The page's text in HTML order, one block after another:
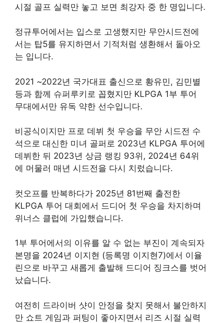
시절 골프 실력만 놓고 보면 최강자 중 한 명입니다.
정규투어에서는 입스로 고생했지만 무안시드전에
서는 탑5를 유지하면서 기적처럼 생환해서 돌아오
는 입니다.
2021 ~2022년 국가대표 출신으로 황유민, 김민별
등과 함께 슈퍼루키로 꼽혔지만 KLPGA 1부 투어
무대에서만 유독 약한 선수입니다.
비공식이지만 프로 데뷔 첫 우승을 무안 시드전 수
석으로 대신한 미녀 골퍼로 2023년 KLPGA 투어에
데뷔한 뒤 2023년 상금 랭킹 93위, 2024년 64위
에 머물러 매년 시드전을 다시 치렀습니다.
컷오프를 반복하다가 2025년 81번째 출전한
KLPGA 투어 대회에서 드디어 첫 우승을 차지하며
위너스 클럽에 가입했습니다.
1부 투어에서의 이유를 알 수 없는 부진이 계속되자
본명을 2024년 이지현 (등록명 이지현7)에서 이율
린으로 바꾸고 새롭게 출발해 드디어 징크스를 벗어
났습니다.
여전히 드라이버 샷이 안정을 찾지 못해서 불안하지
만 쇼트 게임과 퍼팅이 좋아지면서 리즈 시절 실력